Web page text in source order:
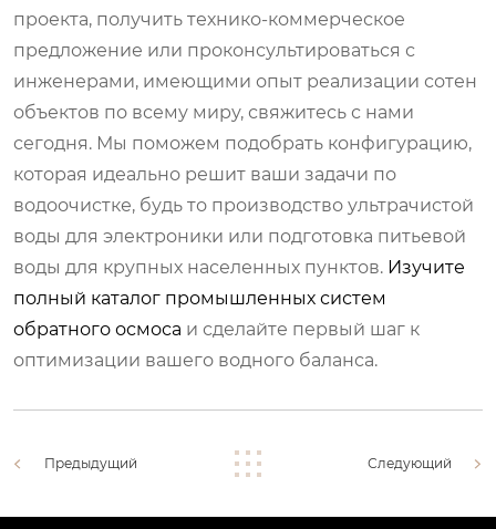
проекта, получить технико-коммерческое
предложение или проконсультироваться с
инженерами, имеющими опыт реализации сотен
объектов по всему миру, свяжитесь с нами
сегодня. Мы поможем подобрать конфигурацию,
которая идеально решит ваши задачи по
водоочистке, будь то производство ультрачистой
воды для электроники или подготовка питьевой
воды для крупных населенных пунктов. Изучите
полный каталог промышленных систем
обратного осмоса и сделайте первый шаг к
оптимизации вашего водного баланса.
Предыдущий Следующий